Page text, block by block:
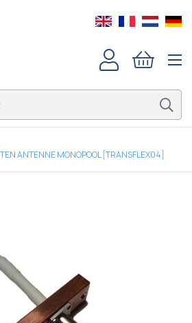
ANTENNE MONOPOOL [TRANSFLEX04]